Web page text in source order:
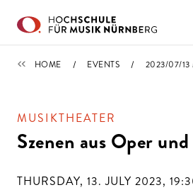
CALENDAR
HOME EVENTS 2023/07/13
MUSIKTHEATER
Szenen aus Oper
THURSDAY, 13. JULY 2023,